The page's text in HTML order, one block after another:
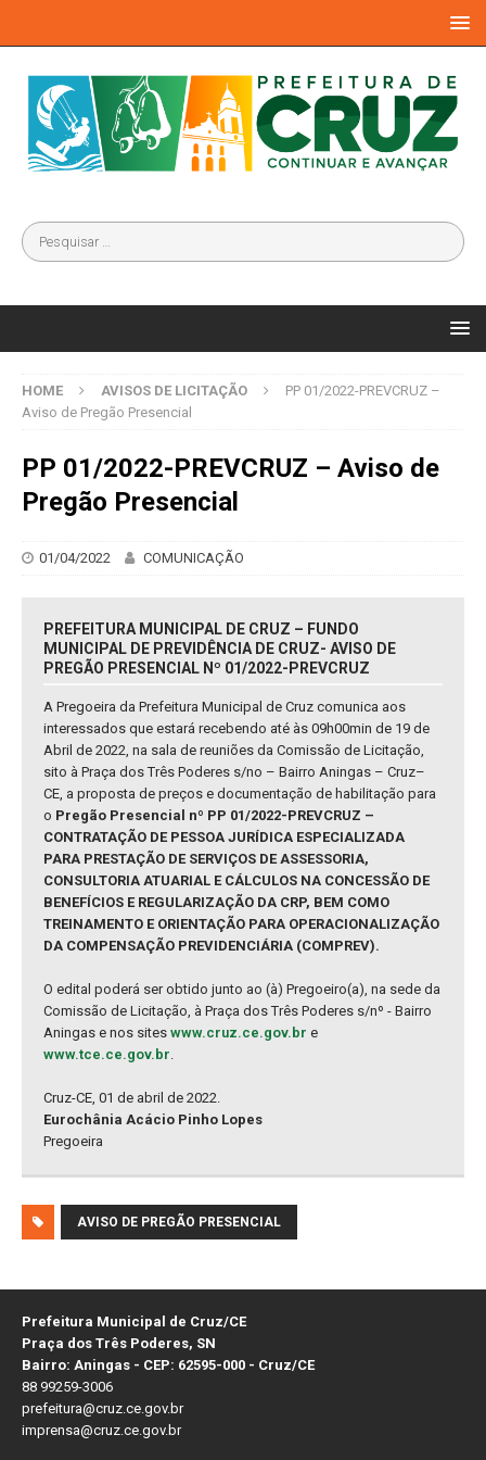
HOME AVISOS DE LICITAÇÃO
PP 01/2022-PREVCRUZ –
Aviso de Pregão Presencial
PP 01/2022-PREVCRUZ – Aviso de
Pregão Presencial
01/04/2022 COMUNICAÇÃO
PREFEITURA MUNICIPAL DE CRUZ – FUNDO
MUNICIPAL DE PREVIDÊNCIA DE CRUZ- AVISO DE
PREGÃO PRESENCIAL Nº 01/2022-PREVCRUZ
A Pregoeira da Prefeitura Municipal de Cruz comunica aos
interessados que estará recebendo até às 09h00min de 19 de
Abril de 2022, na sala de reuniões da Comissão de Licitação,
sito à Praça dos Três Poderes s/no – Bairro Aningas – Cruz–
CE, a proposta de preços e documentação de habilitação para
o Pregão Presencial nº PP 01/2022-PREVCRUZ –
CONTRATAÇÃO DE PESSOA JURÍDICA ESPECIALIZADA
PARA PRESTAÇÃO DE SERVIÇOS DE ASSESSORIA,
CONSULTORIA ATUARIAL E CÁLCULOS NA CONCESSÃO DE
BENEFÍCIOS E REGULARIZAÇÃO DA CRP, BEM COMO
TREINAMENTO E ORIENTAÇÃO PARA OPERACIONALIZAÇÃO
DA COMPENSAÇÃO PREVIDENCIÁRIA (COMPREV).
O edital poderá ser obtido junto ao (à) Pregoeiro(a), na sede da
Comissão de Licitação, à Praça dos Três Poderes s/nº - Bairro
Aningas e nos sites www.cruz.ce.gov.br e
www.tce.ce.gov.br.
Cruz-CE, 01 de abril de 2022.
Eurochânia Acácio Pinho Lopes
Pregoeira
AVISO DE PREGÃO PRESENCIAL
Prefeitura Municipal de Cruz/CE
Praça dos Três Poderes, SN
Bairro: Aningas - CEP: 62595-000 - Cruz/CE
88 99259-3006
prefeitura@cruz.ce.gov.br
imprensa@cruz.ce.gov.br